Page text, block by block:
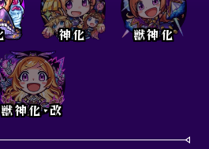
神化 獣神化
獣神化･改